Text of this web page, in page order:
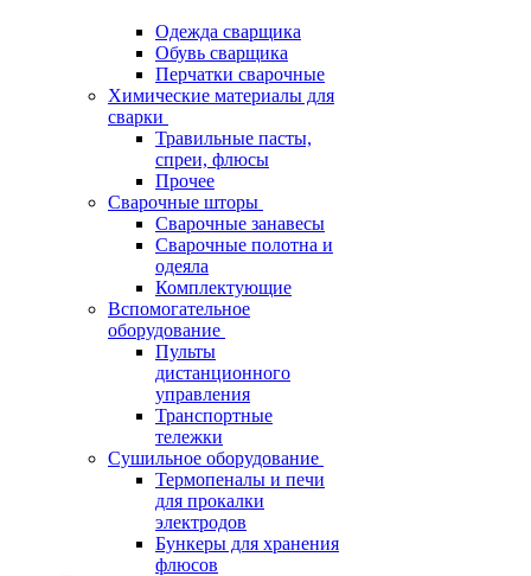
Одежда сварщика
Обувь сварщика
Перчатки сварочные
Химические материалы для
сварки
Травильные пасты,
спреи, флюсы
Прочее
Сварочные шторы
Сварочные занавесы
Сварочные полотна и
одеяла
Комплектующие
Вспомогательное
оборудование
Пульты
дистанционного
управления
Транспортные
тележки
Сушильное оборудование
Термопеналы и печи
для прокалки
электродов
Бункеры для хранения
флюсов